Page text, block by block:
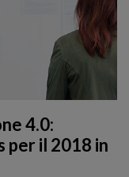
4.0:
per il 2018 in